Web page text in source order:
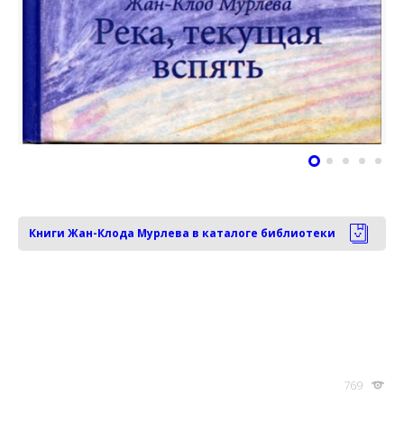
Книги Жан-Клода Мурлева в каталоге библиотеки
769